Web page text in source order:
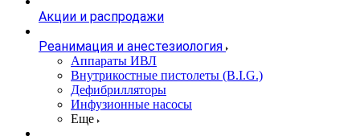
Акции и распродажи
Реанимация и анестезиология
Аппараты ИВЛ
Внутрикостные пистолеты (B.I.G.)
Дефибрилляторы
Инфузионные насосы
Еще